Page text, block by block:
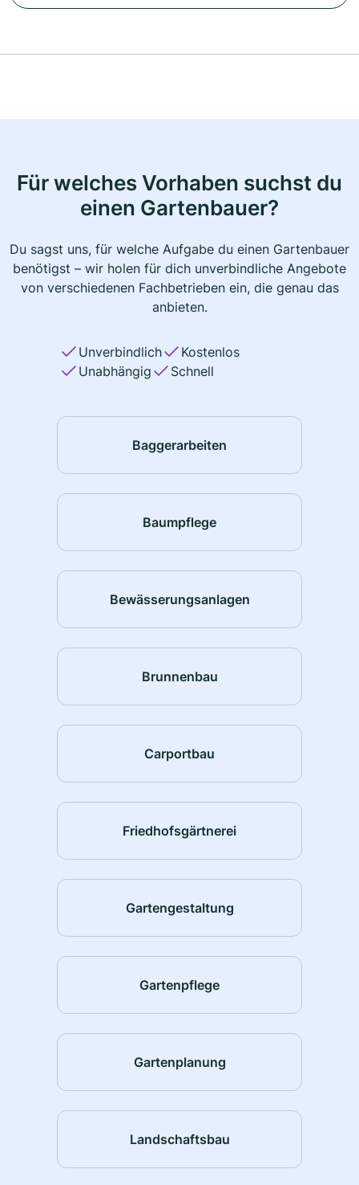
Für welches Vorhaben suchst du
einen Gartenbauer?
Du sagst uns, für welche Aufgabe du einen Gartenbauer
benötigst – wir holen für dich unverbindliche Angebote
von verschiedenen Fachbetrieben ein, die genau das
anbieten.
Unverbindlich
Kostenlos
Unabhängig
Schnell
Baggerarbeiten
Baumpflege
Bewässerungsanlagen
Brunnenbau
Carportbau
Friedhofsgärtnerei
Gartengestaltung
Gartenpflege
Gartenplanung
Landschaftsbau